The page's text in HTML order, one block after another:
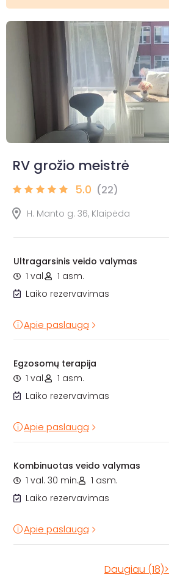
RV grožio meistrė
5.0 (22)
H. Manto g. 36, Klaipėda
Ultragarsinis veido valymas
1 val.
1 asm.
Laiko rezervavimas
Apie paslaugą
Egzosomų terapija
1 val.
1 asm.
Laiko rezervavimas
Apie paslaugą
Kombinuotas veido valymas
1 val. 30 min.
1 asm.
Laiko rezervavimas
Apie paslaugą
Daugiau (18)>